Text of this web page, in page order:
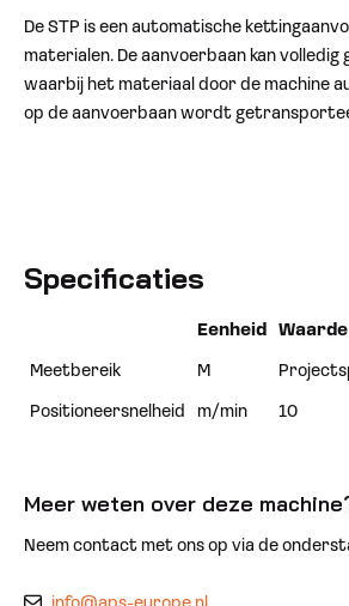
Meer weten over deze
Neem contact met ons op via de
De STP is een automatische
materialen. De aanvoerbaan kan volledig
waarbij het materiaal door de machine
op de aanvoerbaan wordt
Specificaties
Eenheid Waarde
Meetbereik M
Positioneersnelheid m/min 10